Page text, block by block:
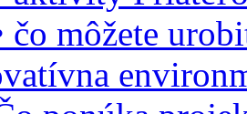
čo môžete